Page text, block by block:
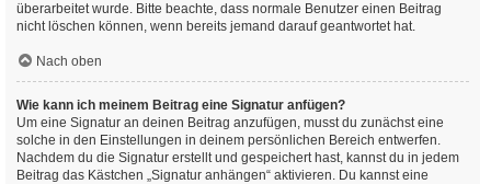
überarbeitet wurde. Bitte beachte, dass normale Benutzer einen Beitrag
nicht löschen können, wenn bereits jemand darauf geantwortet hat.
Nach oben
Wie kann ich meinem Beitrag eine Signatur anfügen?
Um eine Signatur an deinen Beitrag anzufügen, musst du zunächst eine
solche in den Einstellungen in deinem persönlichen Bereich entwerfen.
Nachdem du die Signatur erstellt und gespeichert hast, kannst du in jedem
Beitrag das Kästchen „Signatur anhängen“ aktivieren. Du kannst eine